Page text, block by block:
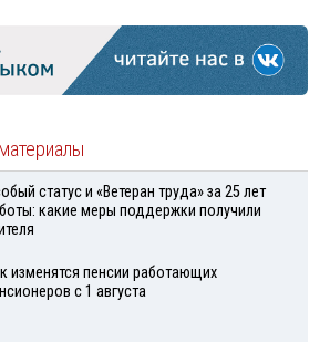
статус и «Ветеран труда» за 25 лет
какие меры поддержки получили
изменятся пенсии работающих
с 1 августа